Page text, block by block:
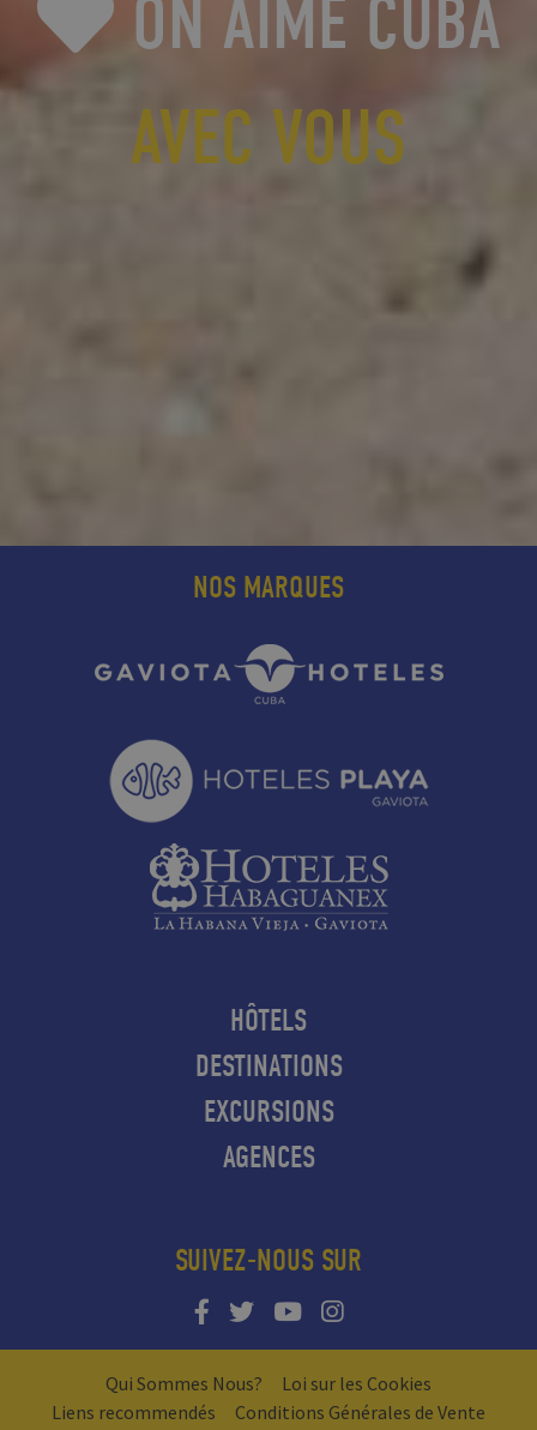
ON AIME CUBA
AVEC VOUS
NOS MARQUES
HÔTELS
DESTINATIONS
EXCURSIONS
AGENCES
SUIVEZ-NOUS SUR
Qui Sommes Nous?
Loi sur les Cookies
Liens recommendés
Conditions Générales de Vente